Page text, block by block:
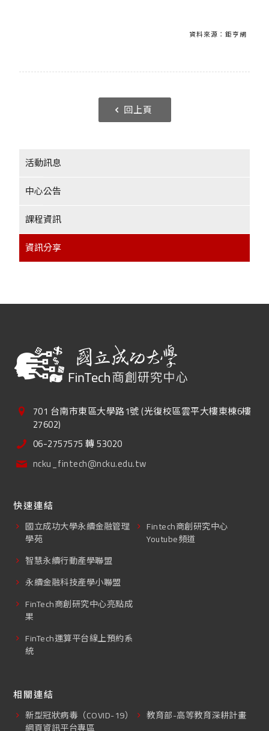
資料來源： 鉅亨網
回上頁
活動訊息
中心公告
課程資訊
資訊分享
701 台南市東區大學路1號 (光復校區雲平大樓東棟6樓
27602)
06-2757575 轉 53020
ncku_fintech@ncku.edu.tw
快速連結
國立成功大學永續金融管理
學苑
智慧永續行動產學聯盟
永續金融科技產學小聯盟
FinTech商創研究中心亮點成
果
FinTech運算平台線上預約系
統
Fintech商創研究中心
Youtube頻道
相關連結
新型冠狀病毒（COVID-19）
網頁資訊平台專區
教育部-高等教育深耕計畫